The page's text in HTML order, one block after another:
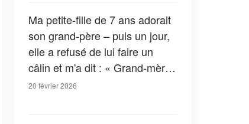
Ma petite-fille de 7 ans adorait
son grand-père – puis un jour,
elle a refusé de lui faire un
câlin et m'a dit : « Grand-mère,
il est différent »
20 février 2026